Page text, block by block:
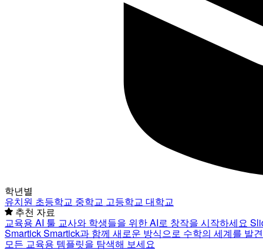
학년별
유치원 초등학교 중학교 고등학교 대학교
추천 자료
교육용 AI 툴 교사와 학생들을 위한 AI로 창작을 시작하세요
SmartickSmartick과 함께 새로운 방식으로 수학의 세계를 발
모든 교육용 템플릿을 탐색해 보세요